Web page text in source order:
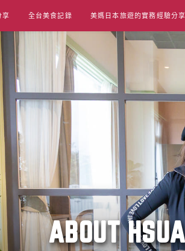
享 全台美食記錄 美媽日本旅遊的實務經驗分享
ABOUT